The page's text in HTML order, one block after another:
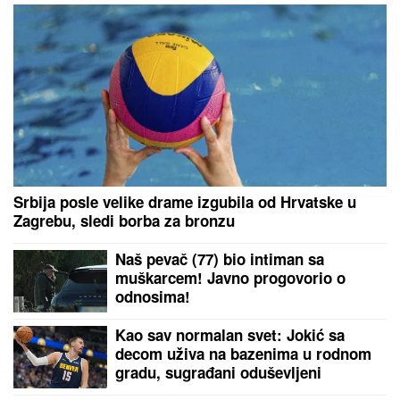
"KAD SAM SE OŽENIO
IMAO SAM LJUBAVNICU,
IMAM JE I DANAS"
oženio koleginicu pa
javno priznao da je vara
na svakom koraku:
"Skoro svi na estradi
imaju paralelne veze"
Glumica iz Harija Potera
otvorila OnlyFans profil -